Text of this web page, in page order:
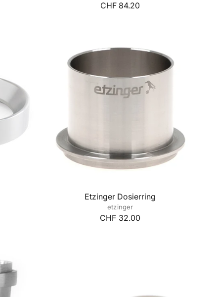
CHF 84.20
Etzinger Dosierring
etzinger
CHF 32.00